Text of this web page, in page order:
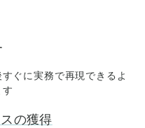
ぐに実務で再現できるよ
の獲得